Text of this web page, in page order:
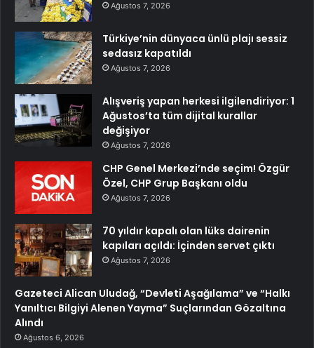
Ağustos 7, 2026
Türkiye’nin dünyaca ünlü plajı sessiz
sedasız kapatıldı
Ağustos 7, 2026
Alışveriş yapan herkesi ilgilendiriyor: 1
Ağustos’ta tüm dijital kurallar
değişiyor
Ağustos 7, 2026
CHP Genel Merkezi’nde seçim! Özgür
Özel, CHP Grup Başkanı oldu
Ağustos 7, 2026
70 yıldır kapalı olan lüks dairenin
kapıları açıldı: İçinden servet çıktı
Ağustos 7, 2026
Gazeteci Alican Uludağ, “Devleti Aşağılama” ve “Halkı
Yanıltıcı Bilgiyi Alenen Yayma” Suçlarından Gözaltına
Alındı
Ağustos 6, 2026